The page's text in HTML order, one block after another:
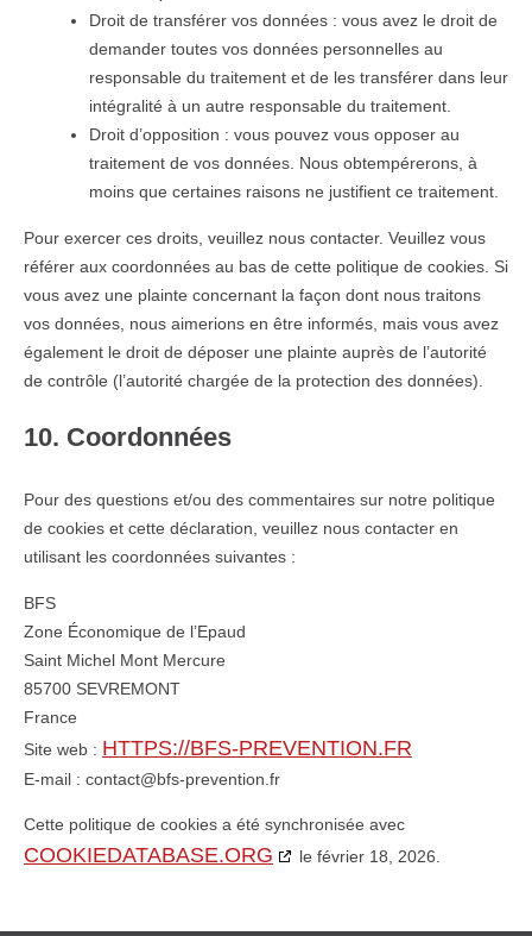
Droit de transférer vos données : vous avez le droit de
demander toutes vos données personnelles au
responsable du traitement et de les transférer dans leur
intégralité à un autre responsable du traitement.
Droit d’opposition : vous pouvez vous opposer au
traitement de vos données. Nous obtempérerons, à
moins que certaines raisons ne justifient ce traitement.
Pour exercer ces droits, veuillez nous contacter. Veuillez vous
référer aux coordonnées au bas de cette politique de cookies. Si
vous avez une plainte concernant la façon dont nous traitons
vos données, nous aimerions en être informés, mais vous avez
également le droit de déposer une plainte auprès de l’autorité
de contrôle (l’autorité chargée de la protection des données).
10. Coordonnées
Pour des questions et/ou des commentaires sur notre politique
de cookies et cette déclaration, veuillez nous contacter en
utilisant les coordonnées suivantes :
BFS
Zone Économique de l’Epaud
Saint Michel Mont Mercure
85700 SEVREMONT
France
Site web : HTTPS://BFS-PREVENTION.FR
E-mail : contact@bfs-prevention.fr
Cette politique de cookies a été synchronisée avec
COOKIEDATABASE.ORG le février 18, 2026.